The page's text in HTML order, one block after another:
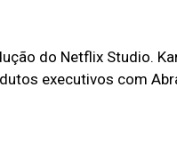
do Netflix Studio.
executivos com